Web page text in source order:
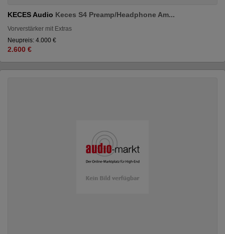
KECES Audio Keces S4 Preamp/Headphone Am...
Vorverstärker mit Extras
Neupreis: 4.000 €
2.600 €